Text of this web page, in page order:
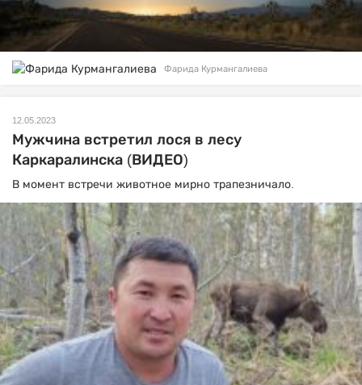
Фарида Курмангалиева
12.05.2023
Мужчина встретил лося в лесу
Каркаралинска (ВИДЕО)
В момент встречи животное мирно трапезничало.